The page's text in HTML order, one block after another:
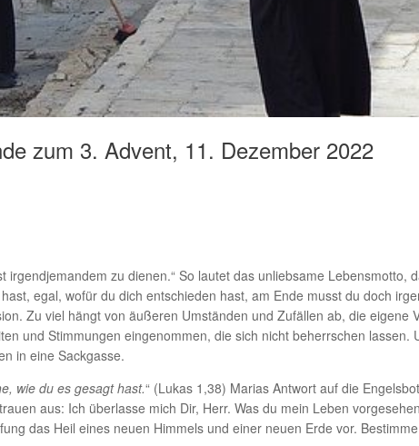
zum 3. Advent, 11. Dezember 2022
irgendjemandem zu dienen.“ So lautet das unliebsame Lebensmotto,
egal, wofür du dich entschieden hast, am Ende musst du doch
Zu viel hängt von äußeren Umständen und Zufällen ab, die eigene
und Stimmungen eingenommen, die sich nicht beherrschen lassen.
in eine Sackgasse.
wie du es gesagt hast.“ (Lukas 1,38) Marias Antwort auf die
aus: Ich überlasse mich Dir, Herr. Was du mein Leben
das Heil eines neuen Himmels und einer neuen Erde vor.